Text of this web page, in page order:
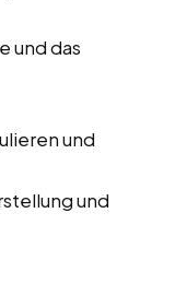
und das
und
und